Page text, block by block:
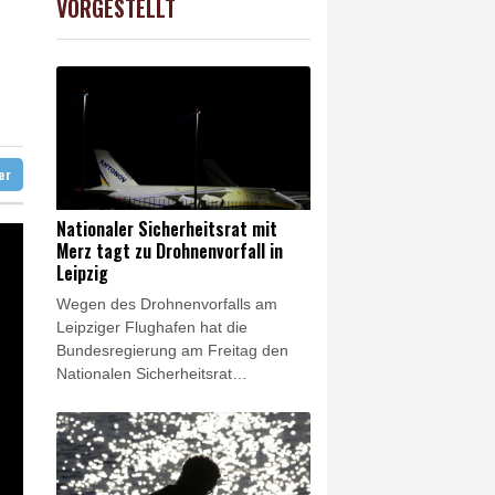
vorschlagen
für Lina E.
0.45%
VORGESTELLT
Nationaler Sicherheitsrat mit
Merz tagt zu Drohnenvorfall in
Leipzig
Wegen des Drohnenvorfalls am
Leipziger Flughafen hat die
Bundesregierung am Freitag den
Nationalen Sicherheitsrat
unter Vorsitz von Bundeskanzler
Friedrich Merz (CDU) telefonisch
statt, wie Regierungssprecher
Stefan Kornelius mitteilte. "Wegen